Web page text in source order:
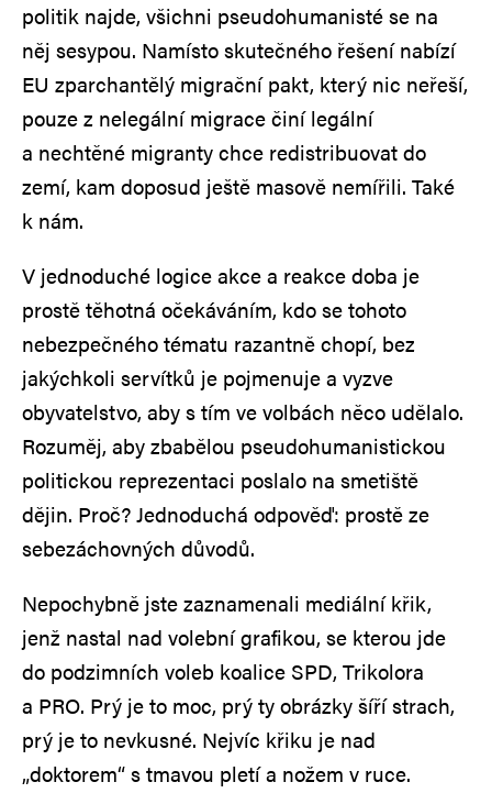
politik najde, všichni pseudohumanisté se na
něj sesypou. Namísto skutečného řešení nabízí
EU zparchantělý migrační pakt, který nic neřeší,
pouze z nelegální migrace činí legální
a nechtěné migranty chce redistribuovat do
zemí, kam doposud ještě masově nemířili. Také
k nám.
V jednoduché logice akce a reakce doba je
prostě těhotná očekáváním, kdo se tohoto
nebezpečného tématu razantně chopí, bez
jakýchkoli servítků je pojmenuje a vyzve
obyvatelstvo, aby s tím ve volbách něco udělalo.
Rozuměj, aby zbabělou pseudohumanistickou
politickou reprezentaci poslalo na smetiště
dějin. Proč? Jednoduchá odpověď: prostě ze
sebezáchovných důvodů.
Nepochybně jste zaznamenali mediální křik,
jenž nastal nad volební grafikou, se kterou jde
do podzimních voleb koalice SPD, Trikolora
a PRO. Prý je to moc, prý ty obrázky šíří strach,
prý je to nevkusné. Nejvíc křiku je nad
„doktorem“ s tmavou pletí a nožem v ruce.